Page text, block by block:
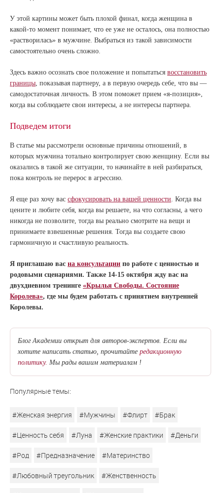
У этой картины может быть плохой финал, когда женщина в
какой-то момент понимает, что ее уже не осталось, она полностью
«растворилась» в мужчине. Выбраться из такой зависимости
самостоятельно очень сложно.
Здесь важно осознать свое положение и попытаться восстановить
границы, показывая партнеру, а в первую очередь себе, что вы —
самодостаточная личность. В этом поможет прием «я-позиция»,
когда вы соблюдаете свои интересы, а не интересы партнера.
Подведем итоги
В статье мы рассмотрели основные причины отношений, в
которых мужчина тотально контролирует свою женщину. Если вы
оказались в такой же ситуации, то начинайте в ней разбираться,
пока контроль не перерос в агрессию.
Я еще раз хочу вас сфокусировать на вашей ценности. Когда вы
цените и любите себя, когда вы решаете, на что согласны, а чего
никогда не позволите, тогда вы реально смотрите на вещи и
принимаете взвешенные решения. Тогда вы создаете свою
гармоничную и счастливую реальность.
Я приглашаю вас на консультации по работе с ценностью и
родовыми сценариями. Также 14-15 октября жду вас на
двухдневном тренинге «Крылья Свободы. Состояние
Королева», где мы будем работать с принятием внутренней
Королевы.
Блог Академии открыт для авторов-экспертов. Если вы
хотите написать статью, прочитайте редакционную
политику. Мы рады вашим материалам !
Популярные темы:
#Женская энергия #Мужчины #Флирт #Брак
#Ценность себя #Луна #Женские практики #Деньги
#Род #Предназначение #Материнство
#Любовный треугольник #Женственность